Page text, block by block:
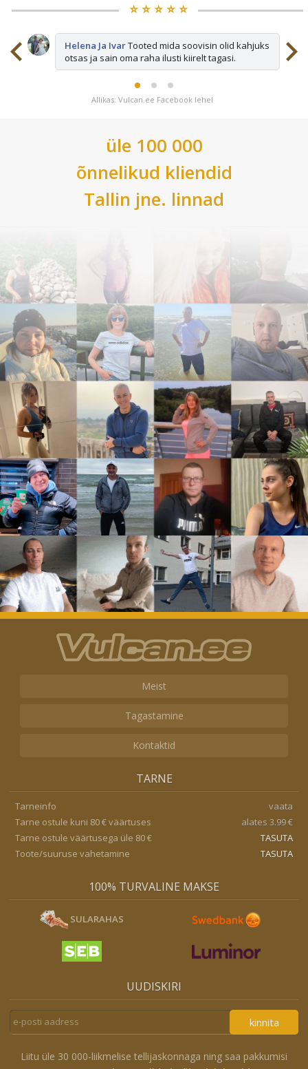
⭐️ ⭐️ ⭐️ ⭐️ ⭐️
Helena Ja IvarTooted mida soovisin olid kahjuks
otsas ja sain oma raha ilusti kiirelt tagasi.
Allikas: Vulcan.ee Facebook lehel
üle 100 000
õnnelikud kliendid
Tallin jne. linnad
Meist
Tagastamine
Kontaktid
TARNE
Tarneinfo
vaata
Tarne ostule kuni 80 € väärtuses
alates 3.99 €
Tarne ostule väärtusega üle 80 €
TASUTA
Toote/suuruse vahetamine
TASUTA
100% TURVALINE MAKSE
SULARAHAS
UUDISKIRI
kinnita
Liitu üle 30 000-liikmelise tellijaskonnaga ning saa pakkumisi